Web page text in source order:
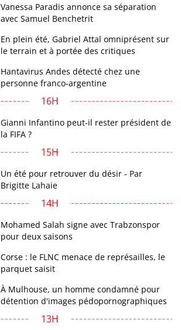
Vanessa Paradis annonce sa séparation
avec Samuel Benchetrit
En plein été, Gabriel Attal omniprésent sur
le terrain et à portée des critiques
Hantavirus Andes détecté chez une
personne franco-argentine
16H
Gianni Infantino peut-il rester président de
la FIFA ?
15H
Un été pour retrouver du désir - Par
Brigitte Lahaie
14H
Mohamed Salah signe avec Trabzonspor
pour deux saisons
Corse : le FLNC menace de représailles, le
parquet saisit
À Mulhouse, un homme condamné pour
détention d'images pédopornographiques
13H